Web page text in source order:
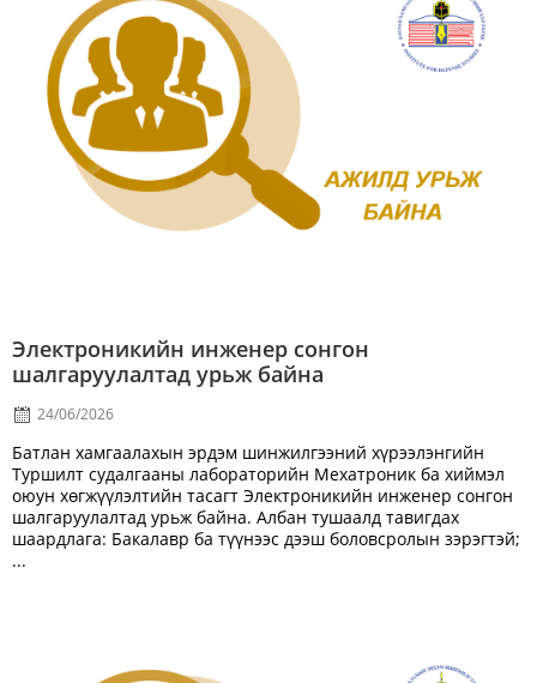
Электроникийн инженер сонгон
шалгаруулалтад урьж байна
24/06/2026
Батлан хамгаалахын эрдэм шинжилгээний хүрээлэнгийн
Туршилт судалгааны лабораторийн Мехатроник ба хиймэл
оюун хөгжүүлэлтийн тасагт Электроникийн инженер сонгон
шалгаруулалтад урьж байна. Албан тушаалд тавигдах
шаардлага: Бакалавр ба түүнээс дээш боловсролын зэрэгтэй;
...